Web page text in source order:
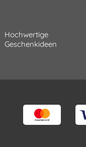
Hochwertige
Geschenkideen